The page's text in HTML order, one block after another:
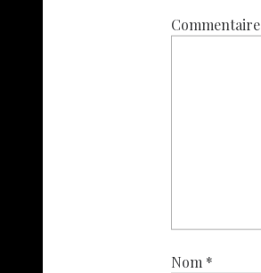
Commentaire
Nom *